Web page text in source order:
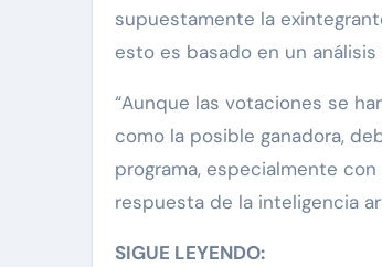
supuestamente la
esto es basado en un
“Aunque las votaciones se
como la posible ganadora,
programa, especialmente
respuesta de la inteligencia
SIGUE LEYENDO: